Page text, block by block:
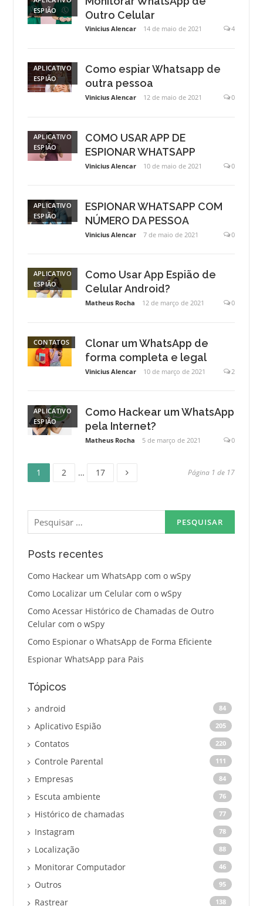
ESPIÃO
Outro Celular
Vinicius Alencar 14 de maio de 2021 4
APLICATIVO
ESPIÃO
Como espiar Whatsapp de
outra pessoa
Vinicius Alencar 12 de maio de 2021 0
APLICATIVO
ESPIÃO
COMO USAR APP DE
ESPIONAR WHATSAPP
Vinicius Alencar 10 de maio de 2021 0
APLICATIVO
ESPIÃO
ESPIONAR WHATSAPP COM
NÚMERO DA PESSOA
Vinicius Alencar 7 de maio de 2021 0
APLICATIVO
ESPIÃO
Como Usar App Espião de
Celular Android?
Matheus Rocha 12 de março de 2021 0
CONTATOS
Clonar um WhatsApp de
forma completa e legal
Vinicius Alencar 10 de março de 2021 2
APLICATIVO
ESPIÃO
Como Hackear um WhatsApp
pela Internet?
Matheus Rocha 5 de março de 2021 0
Paginação
posts
Página
1 2 … 17 Página 1 de 17
Pesquisar
por:
Posts recentes
Como Hackear um WhatsApp com o wSpy
Como Localizar um Celular com o wSpy
Como Acessar Histórico de Chamadas de Outro
Celular com o wSpy
Como Espionar o WhatsApp de Forma Eficiente
Espionar WhatsApp para Pais
Tópicos
android 84
Aplicativo Espião 205
Contatos 220
Controle Parental 111
Empresas 84
Escuta ambiente 76
Histórico de chamadas 77
Instagram 78
Localização 88
Monitorar Computador 46
Outros 95
Rastrear 138